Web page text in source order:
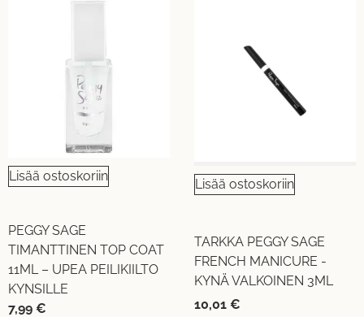
Lisää ostoskoriin
PEGGY SAGE
TIMANTTINEN TOP COAT
11ML – UPEA PEILIKIILTO
KYNSILLE
7,99 €
Lisää ostoskoriin
TARKKA PEGGY SAGE
FRENCH MANICURE -
KYNÄ VALKOINEN 3ML
10,01 €